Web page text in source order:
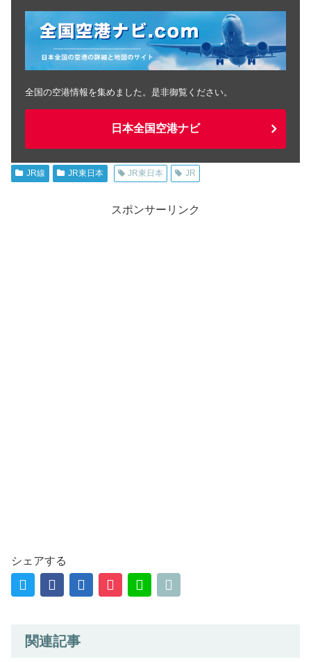
全国の空港情報を集めました。是非御覧ください。
日本全国空港ナビ
JR線 JR東日本 JR東日本 JR
スポンサーリンク
シェアする
関連記事